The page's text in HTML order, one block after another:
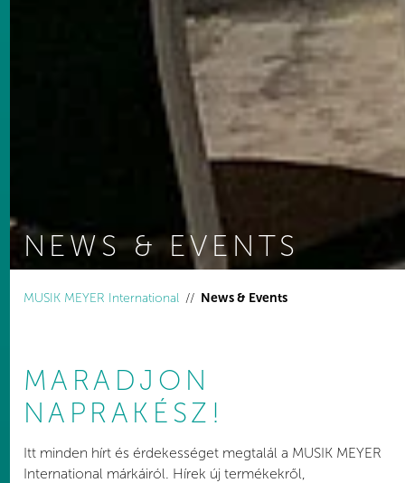
NEWS & EVENTS
MUSIK MEYER International
News & Events
MARADJON
NAPRAKÉSZ!
Itt minden hírt és érdekességet megtalál a MUSIK MEYER
International márkáiról. Hírek új termékekről,